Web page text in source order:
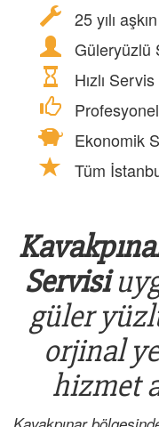
25 yılı
Güleryüzlü
Hızlı
Ekonomik
Tüm
Servisi
güler
orjinal
hizmet